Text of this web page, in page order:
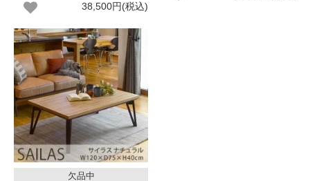
38,500円(税込)
欠品中